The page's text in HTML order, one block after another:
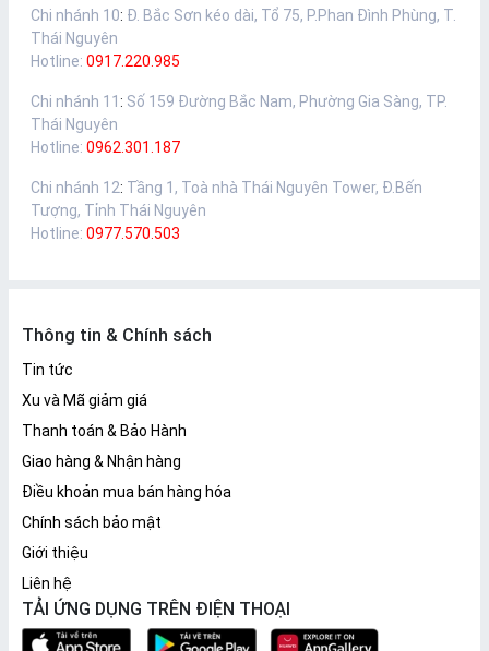
Chi nhánh 10: Đ. Bắc Sơn kéo dài, Tổ 75, P.Phan Đình Phùng, T.
Thái Nguyên
Hotline: 0917.220.985
Chi nhánh 11 : Số 159 Đường Bắc Nam, Phường Gia Sàng, TP.
Thái Nguyên
Hotline: 0962.301.187
Chi nhánh 12: Tầng 1, Toà nhà Thái Nguyên Tower, Đ.Bến
Tượng, Tỉnh Thái Nguyên
Hotline: 0977.570.503
Thông tin & Chính sách
Tin tức
Xu và Mã giảm giá
Thanh toán & Bảo Hành
Giao hàng & Nhận hàng
Điều khoản mua bán hàng hóa
Chính sách bảo mật
Giới thiệu
Liên hệ
TẢI ỨNG DỤNG TRÊN ĐIỆN THOẠI